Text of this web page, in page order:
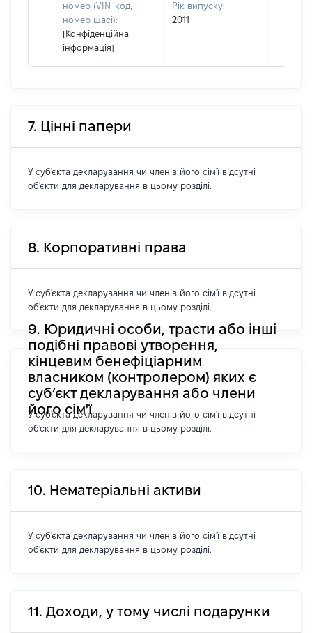
номер (VIN-код,
номер шасі):
[Конфіденційна
інформація]
Рік випуску:
2011
7. Цінні папери
У суб'єкта декларування чи членів його сім'ї відсутні
об'єкти для декларування в цьому розділі.
8. Корпоративні права
У суб'єкта декларування чи членів його сім'ї відсутні
об'єкти для декларування в цьому розділі.
9. Юридичні особи, трасти або інші
подібні правові утворення,
кінцевим бенефіціарним
власником (контролером) яких є
суб’єкт декларування або члени
його сім'ї
У суб'єкта декларування чи членів його сім'ї відсутні
об'єкти для декларування в цьому розділі.
10. Нематеріальні активи
У суб'єкта декларування чи членів його сім'ї відсутні
об'єкти для декларування в цьому розділі.
11. Доходи, у тому числі подарунки